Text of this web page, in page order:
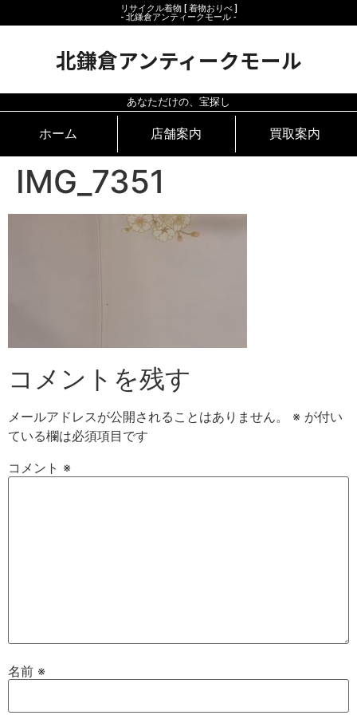
リサイクル着物 [ 着物おりべ ]
- 北鎌倉アンティークモール ‐
北鎌倉アンティークモール
あなただけの、宝探し
ホーム 店舗案内 買取案内
IMG_7351
コメントを残す
メールアドレスが公開されることはありません。 ※ が付い
ている欄は必須項目です
コメント ※
名前 ※